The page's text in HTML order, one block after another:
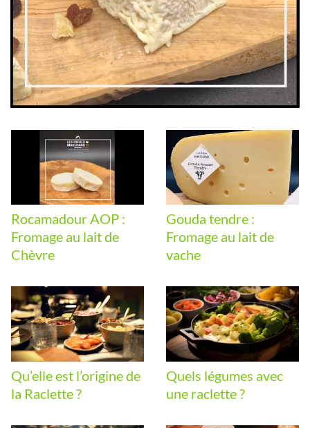
Rocamadour AOP :
Fromage au lait de
Chèvre
Gouda tendre :
Fromage au lait de
vache
Qu’elle est l’origine de
la Raclette ?
Quels légumes avec
une raclette ?